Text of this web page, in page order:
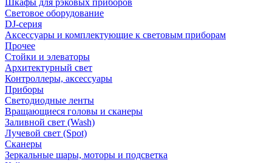
Шкафы для рэковых приборов
Световое оборудование
DJ-серия
Аксессуары и комплектующие к световым приборам
Прочее
Стойки и элеваторы
Архитектурный свет
Контроллеры, аксессуары
Приборы
Светодиодные ленты
Вращающиеся головы и сканеры
Заливной свет (Wash)
Лучевой свет (Spot)
Сканеры
Зеркальные шары, моторы и подсветка